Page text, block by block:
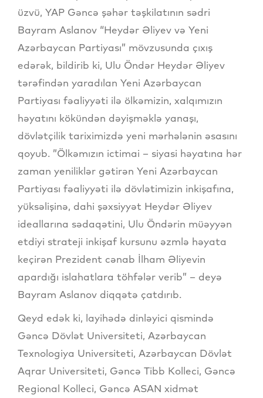
üzvü, YAP Gəncə şəhər təşkilatının sədri
Bayram Aslanov “Heydər Əliyev və Yeni
Azərbaycan Partiyası” mövzusunda çıxış
edərək, bildirib ki, Ulu Öndər Heydər Əliyev
tərəfindən yaradılan Yeni Azərbaycan
Partiyası fəaliyyəti ilə ölkəmizin, xalqımızın
həyatını kökündən dəyişməklə yanaşı,
dövlətçilik tariximizdə yeni mərhələnin əsasını
qoyub. ”Ölkəmızın ictimai – siyasi həyatına hər
zaman yeniliklər gətirən Yeni Azərbaycan
Partiyası fəaliyyəti ilə dövlətimizin inkişafına,
yüksəlişinə, dahi şəxsiyyət Heydər Əliyev
ideallarına sədaqətini, Ulu Öndərin müəyyən
etdiyi strateji inkişaf kursunu əzmlə həyata
keçirən Prezident cənab İlham Əliyevin
apardığı islahatlara töhfələr verib” – deyə
Bayram Aslanov diqqətə çatdırıb.
Qeyd edək ki, layihədə dinləyici qismində
Gəncə Dövlət Universiteti, Azərbaycan
Texnologiya Universiteti, Azərbaycan Dövlət
Aqrar Universiteti, Gəncə Tibb Kolleci, Gəncə
Regional Kolleci, Gəncə ASAN xidmət